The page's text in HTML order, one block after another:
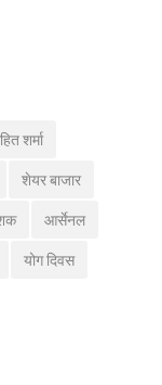
शर्मा
शेयर बाजार
आर्सेनल
योग दिवस